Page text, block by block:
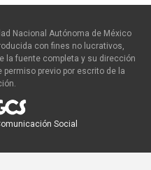
Nacional Autónoma de México
con fines no lucrativos,
la fuente completa y su dirección
previo por escrito de la
Social